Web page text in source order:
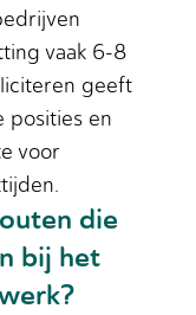
vaak 6-8
geeft
posities en
voor
die
bij het